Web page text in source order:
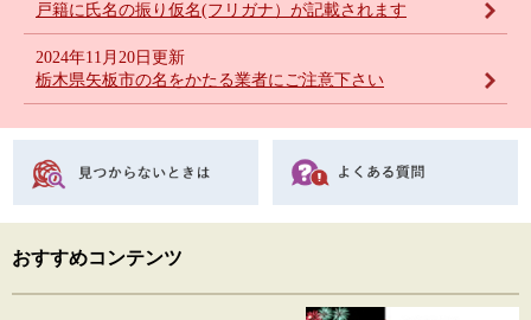
戸籍に氏名の振り仮名(フリガナ）が記載されます
栃木県矢板市の名をかたる業者にご注意下さい
2024年11月20日更新
おすすめコンテンツ